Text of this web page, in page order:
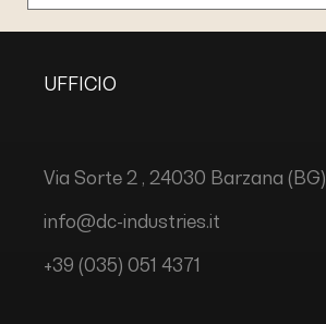
UFFICIO
Via Sorte 2 , 24030 Barzana (BG)
info@dc-industries.it
+39 (035) 051 4371